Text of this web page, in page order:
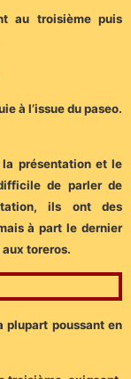
au troisième puis
à l’issue du paseo.
présentation et le
de parler de
ils ont des
à part le dernier
toreros.
plupart poussant en